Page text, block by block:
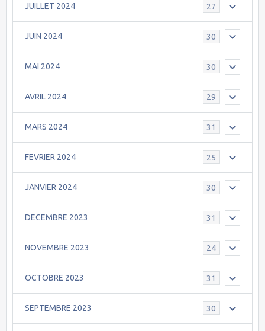
JUILLET 2024 27
JUIN 2024 30
MAI 2024 30
AVRIL 2024 29
MARS 2024 31
FEVRIER 2024 25
JANVIER 2024 30
DECEMBRE 2023 31
NOVEMBRE 2023 24
OCTOBRE 2023 31
SEPTEMBRE 2023 30